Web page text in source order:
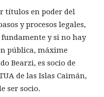
títulos en poder del
y procesos legales,
y si no hay
pública, máxime
Bearzi, es socio de
de las Islas Caimán,
ser socio.